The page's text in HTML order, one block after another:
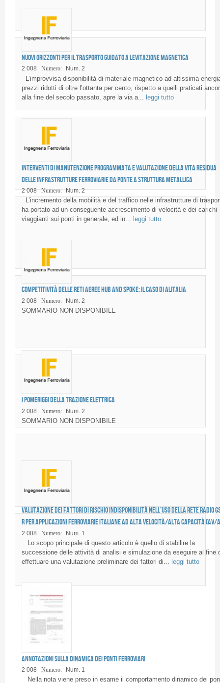
Nuovi orizzonti per il trasporto guidato a levitazione magnetica
2 008 Numero: Num. 2
L’improvvisa disponibilità di materiale magnetico ad altissima
prezzi ridotti di oltre l’ottanta per cento, rispetto a quelli praticati
alla fine del secolo passato, apre la via a... leggi tutto
Interventi di manutenzione programmata e valutazione della vita residua
delle infrastrutture ferroviarie da ponte a struttura metallica
2 008 Numero: Num. 2
L’incremento della mobilità e del traffico nelle infrastrutture di
ha portato ad un conseguente accrescimento di velocità e dei carichi
viaggianti sui ponti in generale, ed in... leggi tutto
Competitività delle reti aeree hub and spoke: il caso di Alitalia
2 008 Numero: Num. 2
SOMMARIO NON DISPONIBILE
I pomeriggi della trazione elettrica
2 008 Numero: Num. 2
SOMMARIO NON DISPONIBILE
Valutazione dei fattori di rischio indisponibilità nell’uso della rete radio
R per applicazioni ferroviarie italiane ad alta velocità/alta capacità (AV/
2 008 Numero: Num. 1
Lo scopo principale di questo articolo è quello di stabilire la
successione delle attività di analisi e simulazione da eseguire al fine
effettuare una valutazione preliminare dei fattori di...
leggi tutto
Annotazioni sulla dinamica dei ponti ferroviari
2 008 Numero: Num. 1
Nella nota viene preso in esame il comportamento dinamico dei
Pages